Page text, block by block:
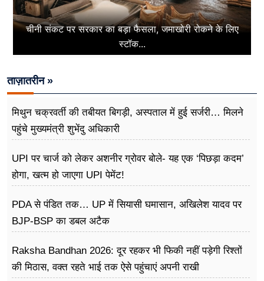
चीनी संकट पर सरकार का बड़ा फैसला, जमाखोरी रोकने के लिए
स्टॉक...
ताज़ातरीन »
मिथुन चक्रवर्ती की तबीयत बिगड़ी, अस्पताल में हुई सर्जरी… मिलने
पहुंचे मुख्यमंत्री शुभेंदु अधिकारी
UPI पर चार्ज को लेकर अशनीर ग्रोवर बोले- यह एक ‘पिछड़ा कदम’
होगा, खत्म हो जाएगा UPI पेमेंट!
PDA से पंडित तक… UP में सियासी घमासान, अखिलेश यादव पर
BJP-BSP का डबल अटैक
Raksha Bandhan 2026: दूर रहकर भी फिकी नहीं पड़ेगी रिश्तों
की मिठास, वक्त रहते भाई तक ऐसे पहुंचाएं अपनी राखी